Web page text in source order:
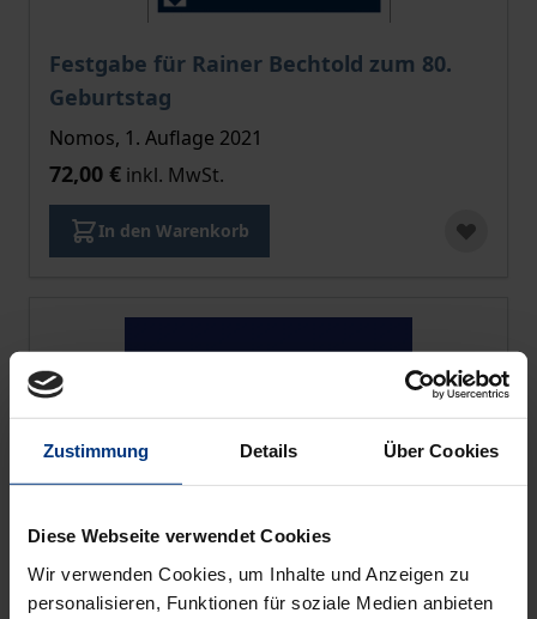
Zustimmung Details Über Cookies
Diese Webseite verwendet Cookies
Wir verwenden Cookies, um Inhalte und Anzeigen zu
personalisieren, Funktionen für soziale Medien anbieten
Festgabe für Rainer Bechtold zum 80.
Geburtstag
Nomos, 1. Auflage 2021
72,00 € inkl. MwSt.
In den Warenkorb